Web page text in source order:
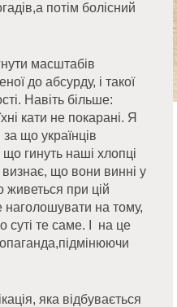
потім болісний
масштабів
до абсурду, і такої
Навіть більше:
кати не покарані. Я
що українців
гинуть наші хлопці
визнає, що вони винні у
живеться при цій
наголошувати на тому,
суті те саме. І на це
яка відбувається